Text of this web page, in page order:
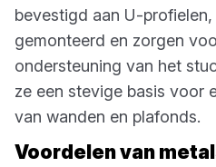
bevestigd aan U-
gemonteerd en zorgen
ondersteuning van het
ze een stevige basis voor
van wanden en plafonds.
Voordelen van